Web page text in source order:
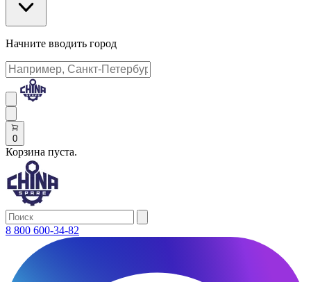
Начните вводить город
0
Корзина пуста.
8 800 600-34-82